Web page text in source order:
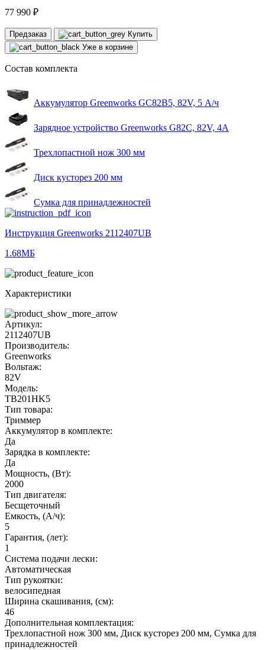
77 990 ₽
Предзаказ
Купить
Уже в корзине
Состав комплекта
Аккумулятор Greenworks GC82B5, 82V, 5 А/ч
Зарядное устройство Greenworks G82C, 82V, 4А
Трехлопастной нож 300 мм
Диск кусторез 200 мм
Сумка для принадлежностей
Инструкция Greenworks 2112407UB
1.68МБ
Характеристики
Артикул:
2112407UB
Производитель:
Greenworks
Вольтаж:
82V
Модель:
TB201HK5
Тип товара:
Триммер
Аккумулятор в комплекте:
Да
Зарядка в комплекте:
Да
Мощность, (Вт):
2000
Тип двигателя:
Бесщеточный
Емкость, (А/ч):
5
Гарантия, (лет):
1
Система подачи лески:
Автоматическая
Тип рукоятки:
велосипедная
Ширина скашивания, (см):
46
Дополнительная комплектация:
Трехлопастной нож 300 мм, Диск кусторез 200 мм, Сумка для
принадлежностей